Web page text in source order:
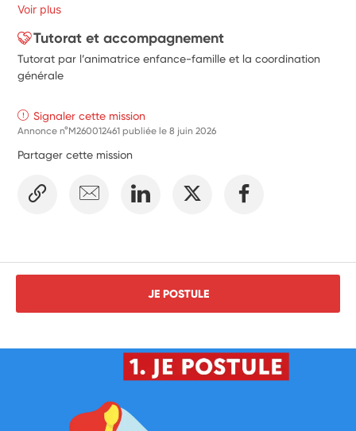
Voir plus
Tutorat et accompagnement
Tutorat par l’animatrice enfance-famille et la coordination
générale
Signaler cette mission
Annonce n°M260012461 publiée le8 juin 2026
Partager cette mission
JE POSTULE